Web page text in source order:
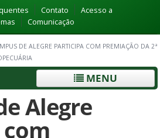
Contato
Acesso a
Comunicação
DE ALEGRE PARTICIPA COM PREMIAÇÃO DA 2ª
MENU
Alegre